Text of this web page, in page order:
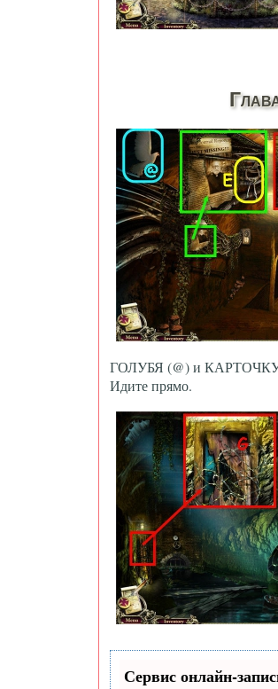
ГОЛУБЯ (@) и
Идите прямо.
Сервис онлайн-